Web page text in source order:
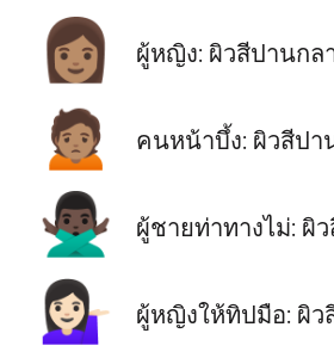
👩🏽 ผู้หญิง: ผิวสีปานกล
🙍🏽 คนหน้าบึ้ง: ผิวสีปา
🙅🏿‍♂️ ผู้ชายท่าทางไม่: ผิ
💁🏻‍♀️ ผู้หญิงให้ทิปมือ: ผิว